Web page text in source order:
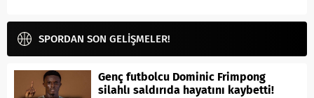
SPORDAN SON GELİŞMELER!
Genç futbolcu Dominic Frimpong
silahlı saldırıda hayatını kaybetti!